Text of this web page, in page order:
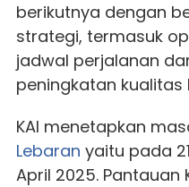
berikutnya dengan
strategi, termasuk
jadwal perjalanan
peningkatan kualitas
KAI menetapkan
Lebaran yaitu pada
April 2025. Pantauan